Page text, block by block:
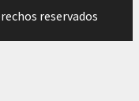
reservados